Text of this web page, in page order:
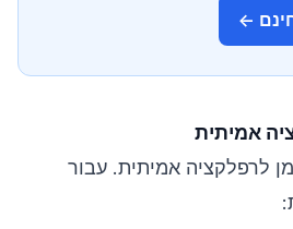
←
לרפלקציה אמיתית. עבור